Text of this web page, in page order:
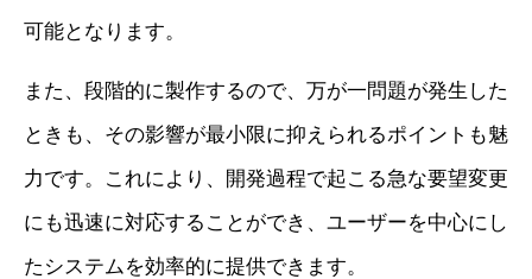
可能となります。
また、段階的に製作するので、万が一問題が発生した
ときも、その影響が最小限に抑えられるポイントも魅
力です。これにより、開発過程で起こる急な要望変更
にも迅速に対応することができ、ユーザーを中心にし
たシステムを効率的に提供できます。